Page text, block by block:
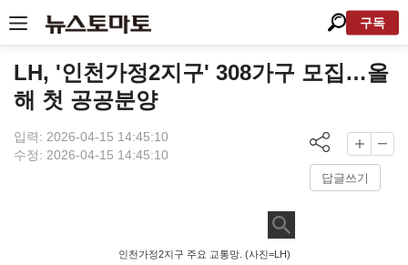
구독
LH, '인천가정2지구' 308가구 모집…올
해 첫 공공분양
입력: 2026-04-15 14:45:10
수정: 2026-04-15 14:45:10
답글쓰기
인천가정2지구 주요 교통망. (사진=LH)